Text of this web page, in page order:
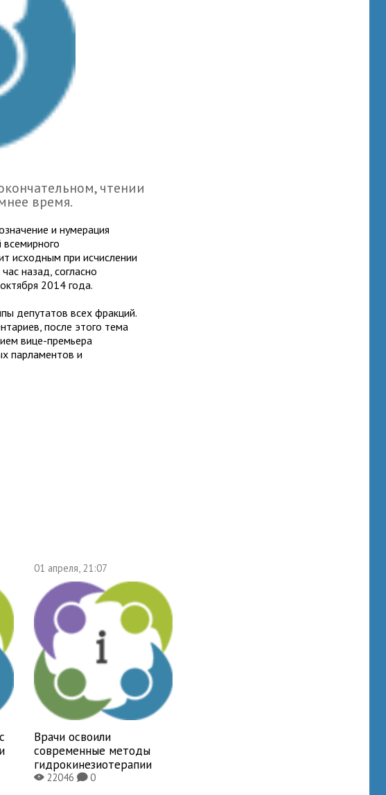
чтении
время.
и нумерация
всемирного
исходным при исчислении
назад, согласно
2014 года.
депутатов всех фракций.
после этого тема
вице-премьера
парламентов и
01 апреля, 21:07
Врачи освоили
современные методы
гидрокинезиотерапии
X22046K0